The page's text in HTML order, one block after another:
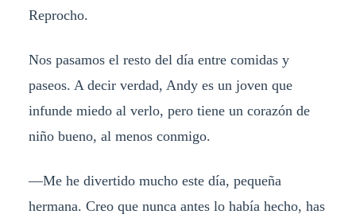
Reprocho.
Nos pasamos el resto del día entre comidas y
paseos. A decir verdad, Andy es un joven que
infunde miedo al verlo, pero tiene un corazón de
niño bueno, al menos conmigo.
—Me he divertido mucho este día, pequeña
hermana. Creo que nunca antes lo había hecho, has